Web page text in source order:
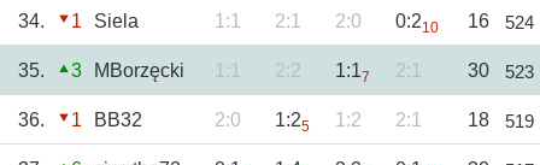
34. 1 Siela 1:1 2:1 2:0 0:210 16 524
35. 3 MBorzęcki 1:1 2:2 1:17 2:1 30 523
36. 1 BB32 2:0 1:25 1:2 2:1 18 519